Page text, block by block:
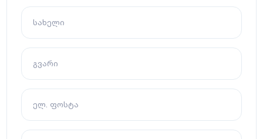
სახელი
გვარი
ელ. ფოსტა